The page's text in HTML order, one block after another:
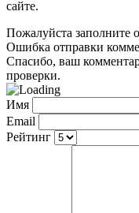
сайте.
Пожалуйста заполните
Ошибка отправки
Спасибо, ваш
проверки.
Имя
Email
Рейтинг